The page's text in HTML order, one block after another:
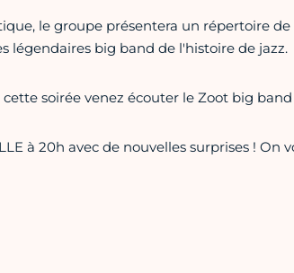
le groupe présentera un répertoire
légendaires big band de l'histoire de jazz.
soirée venez écouter le Zoot big band
à 20h avec de nouvelles surprises ! On